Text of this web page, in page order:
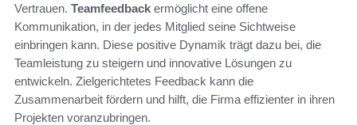
Vertrauen. Teamfeedback ermöglicht eine offene
Kommunikation, in der jedes Mitglied seine Sichtweise
einbringen kann. Diese positive Dynamik trägt dazu bei, die
Teamleistung zu steigern und innovative Lösungen zu
entwickeln. Zielgerichtetes Feedback kann die
Zusammenarbeit fördern und hilft, die Firma effizienter in ihren
Projekten voranzubringen.